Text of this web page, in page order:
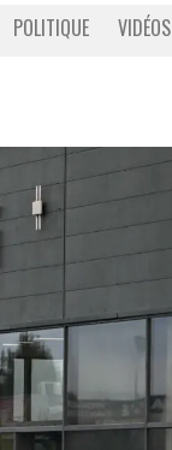
POLITIQUE VIDÉOS